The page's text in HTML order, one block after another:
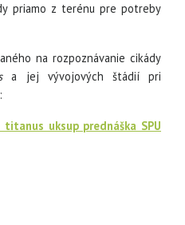
priamo z terénu pre potreby
na rozpoznávanie cikády
a jej vývojových štádií pri
uksup prednáška SPU